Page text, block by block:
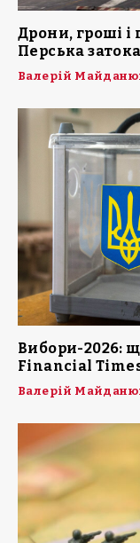
Дрони, гроші і
Перська
Валерій
Вибори-2026:
Financial
Валерій